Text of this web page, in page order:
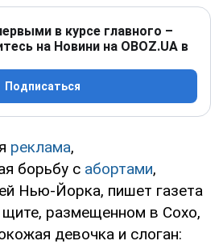
в курсе главного –
на Новини на OBOZ.UA в
Подписаться
реклама,
борьбу с абортами,
Нью-Йорка, пишет газета
размещенном в Сохо,
девочка и слоган: